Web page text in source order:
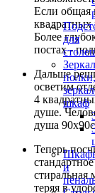
для
полки,
шкаф
и
Если общая
квадратных
Более
постах -
Дальше
осветим
4
душе.
душа
Теперь
теряя в